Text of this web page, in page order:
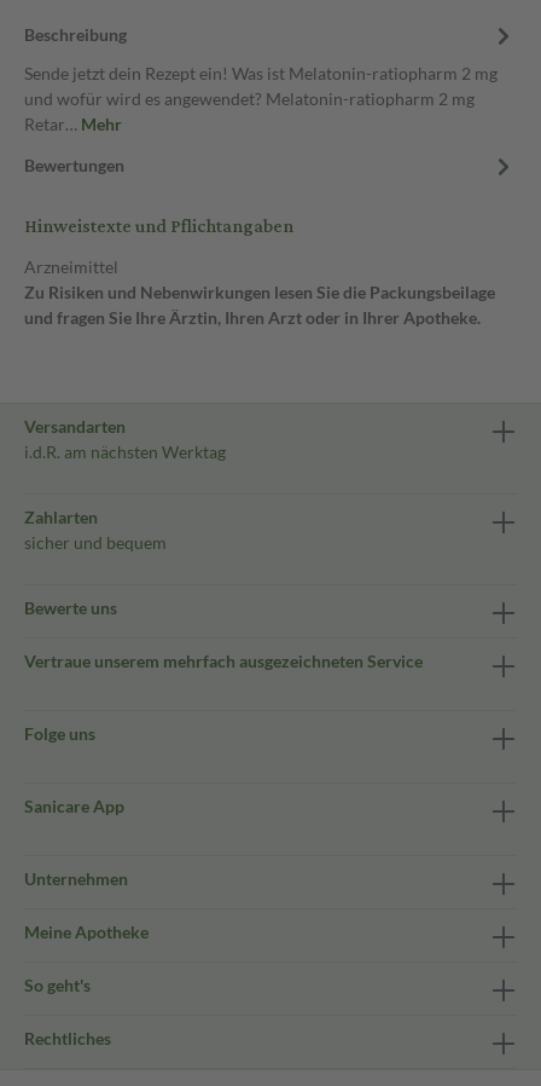
Beschreibung
Sende jetzt dein Rezept ein! Was ist Melatonin-ratiopharm 2 mg
und wofür wird es angewendet? Melatonin-ratiopharm 2 mg
Retar… Mehr
Bewertungen
Hinweistexte und Pflichtangaben
Arzneimittel
Zu Risiken und Nebenwirkungen lesen Sie die Packungsbeilage
und fragen Sie Ihre Ärztin, Ihren Arzt oder in Ihrer Apotheke.
Versandarten
i.d.R. am nächsten Werktag
Zahlarten
sicher und bequem
Bewerte uns
Vertraue unserem mehrfach ausgezeichneten Service
Folge uns
Sanicare App
Unternehmen
Meine Apotheke
So geht's
Rechtliches